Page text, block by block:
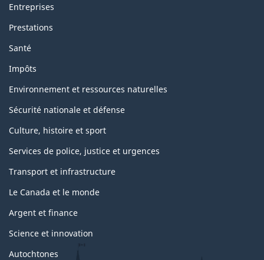
Entreprises
Prestations
Santé
Impôts
Environnement et ressources naturelles
Sécurité nationale et défense
Culture, histoire et sport
Services de police, justice et urgences
Transport et infrastructure
Le Canada et le monde
Argent et finance
Science et innovation
Autochtones